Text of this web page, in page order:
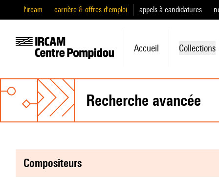
l'ircam carrière & offres d'emploi appels à candidatures
Accueil Collections
recherche avancée
compositeurs